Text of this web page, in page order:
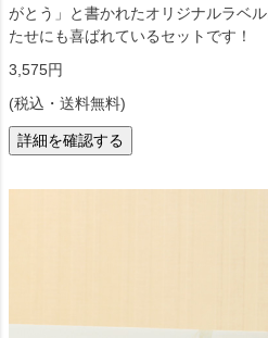
がとう」と書かれたオリジナルラベ
たせにも喜ばれているセットです！
3,575円
(税込・送料無料)
詳細を確認する